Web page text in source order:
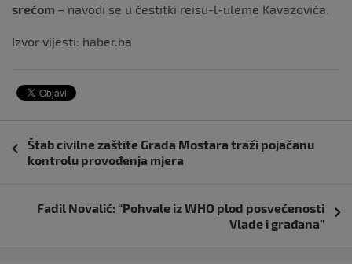
srećom – navodi se u čestitki reisu-l-uleme Kavazovića.
Izvor vijesti: haber.ba
Navigacija
objava
Štab civilne zaštite Grada Mostara traži pojačanu
kontrolu provođenja mjera
Fadil Novalić: “Pohvale iz WHO plod posvećenosti
Vlade i građana”